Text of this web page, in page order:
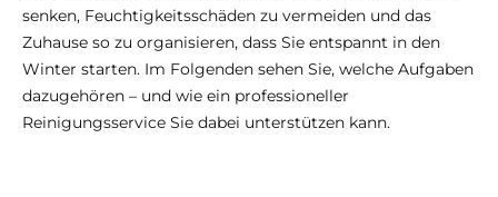
senken, Feuchtigkeitsschäden zu vermeiden und das
Zuhause so zu organisieren, dass Sie entspannt in den
Winter starten. Im Folgenden sehen Sie, welche Aufgaben
dazugehören – und wie ein professioneller
Reinigungsservice Sie dabei unterstützen kann.